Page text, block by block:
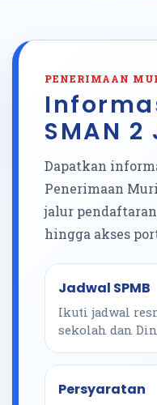
PENERIMAAN
SMAN
Dapatkan
Penerimaan
jalur
hingga akses
Jadwal SPMB
Ikuti jadwal
sekolah dan
Persyaratan